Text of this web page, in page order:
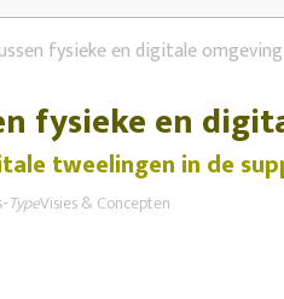
fysieke en digitale omgeving
fysieke en
tweelingen in de
-TypeVisies & Concepten